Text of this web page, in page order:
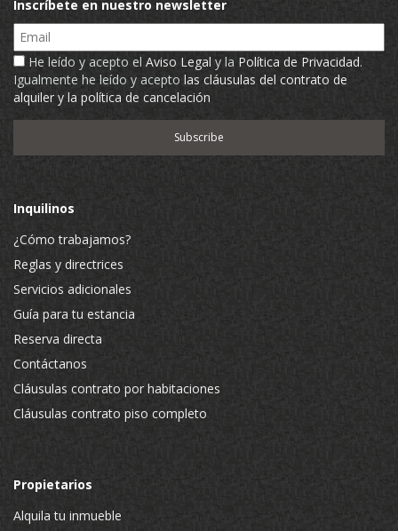
Inscríbete en nuestro newsletter
Email
He leído y acepto el Aviso Legal y la Política de Privacidad.
Igualmente he leído y acepto las cláusulas del contrato de
alquiler y la política de cancelación
Inquilinos
¿Cómo trabajamos?
Reglas y directrices
Servicios adicionales
Guía para tu estancia
Reserva directa
Contáctanos
Cláusulas contrato por habitaciones
Cláusulas contrato piso completo
Propietarios
Alquila tu inmueble